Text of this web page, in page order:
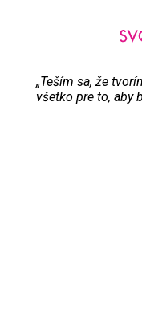
„Teším sa, že
všetko pre to, aby